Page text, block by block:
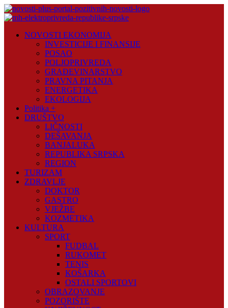
Skip
to
Plus
NOVOSTI EKONOMIJA
INVESTICIJE I FINANSIJE
POSAO
POLJOPRIVREDA
GRAĐEVINARSTVO
PRAVNA PITANJA
ENERGETIKA
EKOLOGIJA
Politika +
DRUŠTVO
LIČNOSTI
DEŠAVANJA
BANJALUKA
REPUBLIKA SRPSKA
REGION
TURIZAM
ZDRAVLJE
DOKTOR
GASTRO
VJEŽBE
KOZMETIKA
KULTURA
SPORT
FUDBAL
RUKOMET
TENIS
KOŠARKA
OSTALI SPORTOVI
OBRAZOVANJE
POZORIŠTE